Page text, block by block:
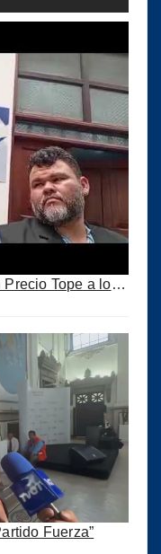
Transportistas de Carga quieren Precio Tope a los combustibles
Fuerza”